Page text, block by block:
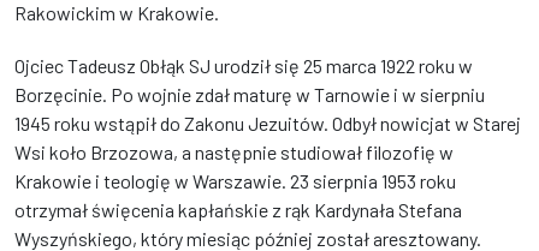
Rakowickim w Krakowie.
Ojciec Tadeusz Obłąk SJ urodził się 25 marca 1922 roku w
Borzęcinie. Po wojnie zdał maturę w Tarnowie i w sierpniu
1945 roku wstąpił do Zakonu Jezuitów. Odbył nowicjat w Starej
Wsi koło Brzozowa, a następnie studiował filozofię w
Krakowie i teologię w Warszawie. 23 sierpnia 1953 roku
otrzymał święcenia kapłańskie z rąk Kardynała Stefana
Wyszyńskiego, który miesiąc później został aresztowany.